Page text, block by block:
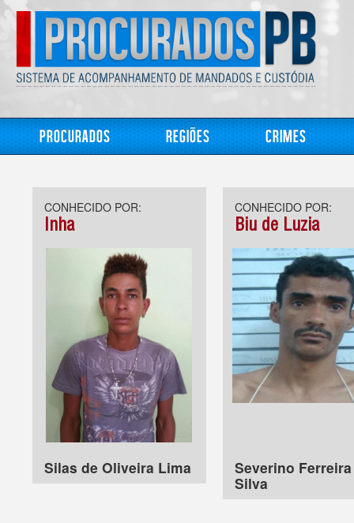
Procurados Regiões Crimes
CONHECIDO POR:
Inha
Silas de Oliveira Lima
CONHECIDO POR:
Biu de Luzia
Severino
Silva